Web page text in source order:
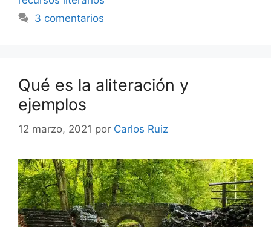
3 comentarios
Qué es la aliteración y
ejemplos
12 marzo, 2021 por Carlos Ruiz